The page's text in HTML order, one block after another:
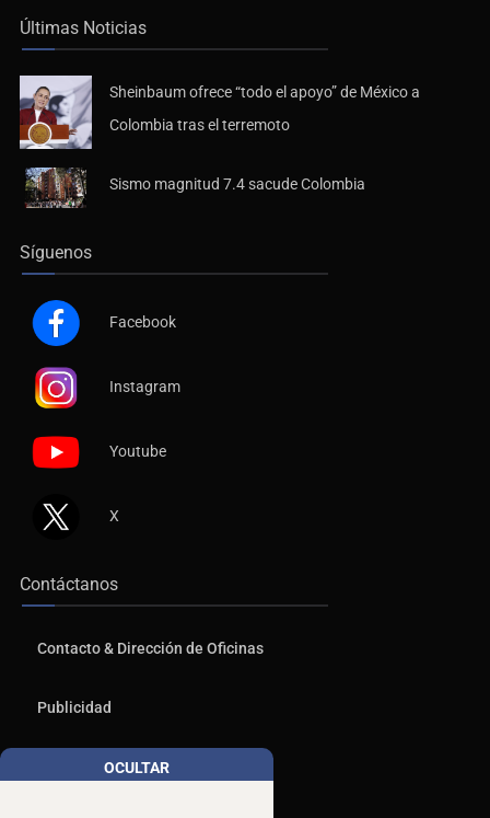
Últimas Noticias
Sheinbaum ofrece “todo el apoyo” de México a
Colombia tras el terremoto
Sismo magnitud 7.4 sacude Colombia
Síguenos
Facebook
Instagram
Youtube
X
Contáctanos
Contacto & Dirección de Oficinas
Publicidad
Aviso de Privacidad
OCULTAR